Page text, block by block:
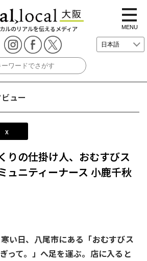
ルのリアルを伝えるメディア
t
o
g
g
e
i
i
MENU
ュー
X
りの仕掛け人、おむすびス
ュニティーナース 小鹿千秋
い日、八尾市にある 「おむすびス
って。」へ足を運ぶ。 店に入ると